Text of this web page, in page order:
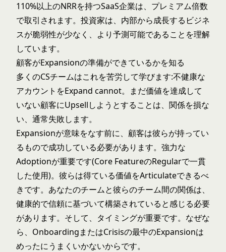
110%以上のNRRを持つSaaS企業は、プレミアム倍数
で取引されます。投資家は、内部から成長するビジネ
スが脆弱性が少なく、より予測可能であることを理解
しています。
顧客がExpansionの準備ができているかを知る
多くのCSチームはこれを苦労して学びます:不健康な
アカウントをExpand cannot。まだ価値を達成して
いない顧客にUpsellしようとすることは、関係を損な
い、通常失敗します。
Expansionが意味をなす前に、顧客は彼らが持ってい
るもので成功している必要があります。強力な
Adoptionが重要です(Core FeatureのRegularで一貫
した使用)。彼らは得ている価値をArticulateできるべ
きです。あなたのチームと彼らのチーム間の関係は、
健康的で信頼に基づいて構築されていると感じる必要
があります。そして、タイミングが重要です。なぜな
ら、OnboardingまたはCrisisの最中のExpansionは
めったにうまくいかないからです。